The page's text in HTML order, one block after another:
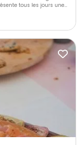
nous vous proposons
mariages, cocktails,